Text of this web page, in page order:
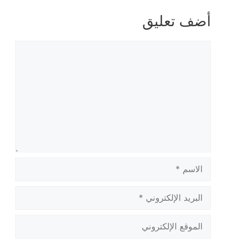
أضف تعليق
الاسم
البريد
الإلكتروني
الموقع
الإلكتروني